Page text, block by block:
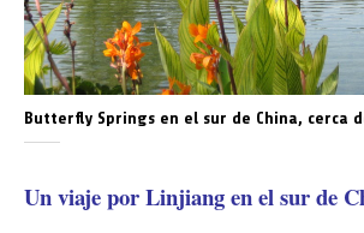
Butterfly Springs en el sur de China, cerca
Un viaje por Linjiang en el sur de